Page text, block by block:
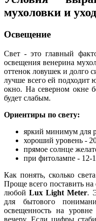
мухоловки и
Освещение
Свет - это главный
освещения венерина
оттенок ловушек и долго
лучше всего ей подходит
окно. На северном окне
будет слабым.
Ориентиры по свету:
яркий минимум для
хороший уровень -
прямое солнце
при фитолампе - 12-
Как понять, сколько
Проще всего поставить
любойLux Light Meter.
для бытового
освещенность на
вечеру. Если цифры